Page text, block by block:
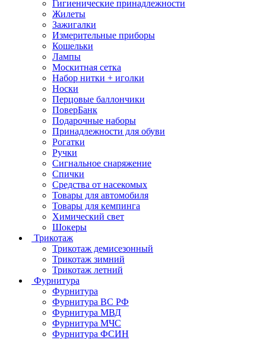
Гигиенические принадлежности
Жилеты
Зажигалки
Измерительные приборы
Кошельки
Лампы
Москитная сетка
Набор нитки + иголки
Носки
Перцовые баллончики
ПоверБанк
Подарочные наборы
Принадлежности для обуви
Рогатки
Ручки
Сигнальное снаряжение
Спички
Средства от насекомых
Товары для автомобиля
Товары для кемпинга
Химический свет
Шокеры
Трикотаж
Трикотаж демисезонный
Трикотаж зимний
Трикотаж летний
Фурнитура
Фурнитура
Фурнитура ВС РФ
Фурнитура МВД
Фурнитура МЧС
Фурнитура ФСИН